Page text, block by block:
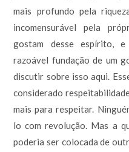
mais profundo pela
incomensurável pela
gostam desse espírito,
razoável fundação de um
discutir sobre isso aqui.
considerado
mais para respeitar.
lo com revolução. Mas a
poderia ser colocada de